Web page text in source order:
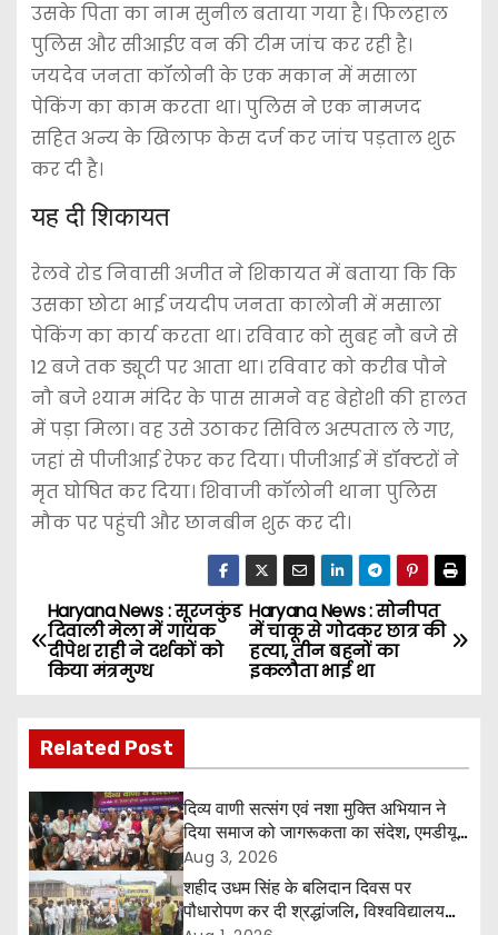
उसके पिता का नाम सुनील बताया गया है। फिलहाल
पुलिस और सीआईए वन की टीम जांच कर रही है।
जयदेव जनता कॉलोनी के एक मकान में मसाला
पेकिंग का काम करता था। पुलिस ने एक नामजद
सहित अन्य के खिलाफ केस दर्ज कर जांच पड़ताल शुरू
कर दी है।
यह दी शिकायत
रेलवे रोड निवासी अजीत ने शिकायत में बताया कि कि
उसका छोटा भाई जयदीप जनता कालोनी में मसाला
पेकिंग का कार्य करता था। रविवार को सुबह नौ बजे से
12 बजे तक ड्यूटी पर आता था। रविवार को करीब पौने
नौ बजे श्याम मंदिर के पास सामने वह बेहोशी की हालत
में पड़ा मिला। वह उसे उठाकर सिविल अस्पताल ले गए,
जहां से पीजीआई रेफर कर दिया। पीजीआई में डॉक्टरों ने
मृत घोषित कर दिया। शिवाजी कॉलोनी थाना पुलिस
मौक पर पहुंची और छानबीन शुरू कर दी।
P
o
t
n
a
v
Haryana News : सोनीपत
में चाकू से गोदकर छात्र की
हत्या, तीन बहनों का
इकलौता भाई था
Haryana News : सूरजकुंड
दिवाली मेला में गायक
दीपेश राही ने दर्शकों को
किया मंत्रमुग्ध
Related Post
दिव्य वाणी सत्संग एवं नशा मुक्ति अभियान ने
दिया समाज को जागरूकता का संदेश, एमडीयू
रोहतक में हजारों लोगों ने लिया संकल्प
Aug 3, 2026
शहीद उधम सिंह के बलिदान दिवस पर
पौधारोपण कर दी श्रद्धांजलि, विश्वविद्यालय